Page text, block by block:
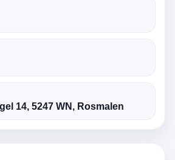
14, 5247 WN, Rosmalen